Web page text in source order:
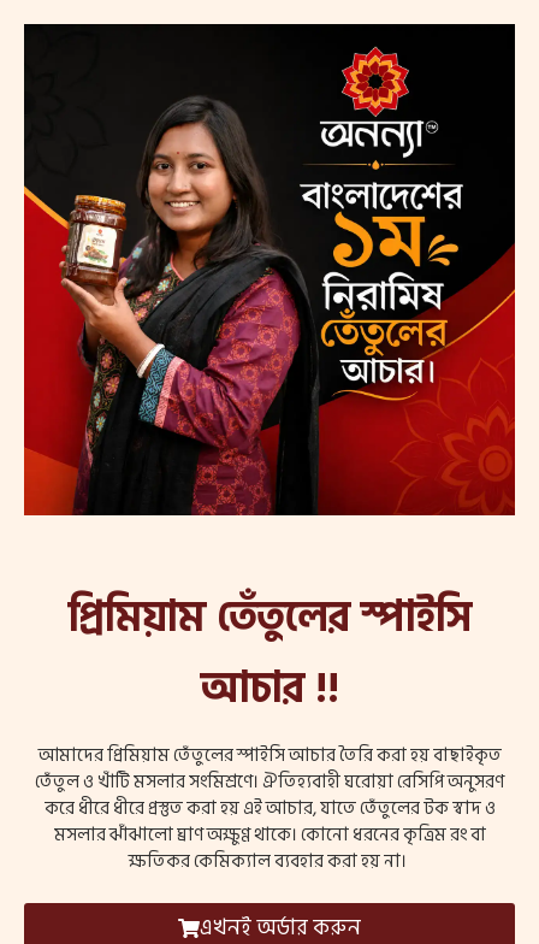
প্রিমিয়ামতেঁতুলের স্পাইসি
আচার !!
আমাদের প্রিমিয়াম তেঁতুলের স্পাইসি আচার তৈরি করা হয় বাছাইকৃত
তেঁতুল ও খাঁটি মসলার সংমিশ্রণে। ঐতিহ্যবাহী ঘরোয়া রেসিপি অনুসরণ
করে ধীরে ধীরে প্রস্তুত করা হয় এই আচার, যাতে তেঁতুলের টক স্বাদ ও
মসলার ঝাঁঝালো ঘ্রাণ অক্ষুণ্ণ থাকে। কোনো ধরনের কৃত্রিম রং বা
ক্ষতিকর কেমিক্যাল ব্যবহার করা হয় না।
এখনই অর্ডার করুন